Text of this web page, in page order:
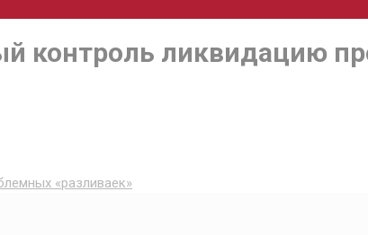
контроль ликвидацию
«разливаек»